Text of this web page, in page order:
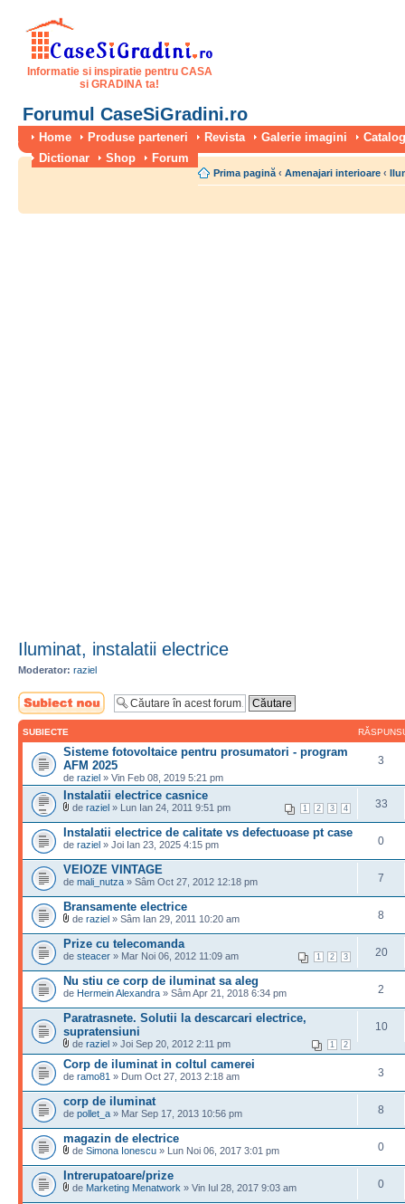
Informatie si inspiratie pentru CASA
si GRADINA ta!
Forumul CaseSiGradini.ro
Home Produse parteneri Revista Galerie imagini
Dictionar
Shop Forum
Prima pagină ‹ Amenajari interioare ‹
Iluminat, instalatii electrice
Moderator: raziel
Scrie un subiect
nou
SUBIECTE
Sisteme fotovoltaice pentru prosumatori - program
AFM 2025
de raziel » Vin Feb 08, 2019 5:21 pm
3
Instalatii electrice casnice
1 2 3 4
de raziel » Lun Ian 24, 2011 9:51 pm 33
Instalatii electrice de calitate vs defectuoase pt case
de raziel » Joi Ian 23, 2025 4:15 pm 0
VEIOZE VINTAGE
de mali_nutza » Sâm Oct 27, 2012 12:18 pm 7
Bransamente electrice
de raziel » Sâm Ian 29, 2011 10:20 am 8
Prize cu telecomanda
1 2 3
de steacer » Mar Noi 06, 2012 11:09 am 20
Nu stiu ce corp de iluminat sa aleg
de Hermein Alexandra » Sâm Apr 21, 2018 6:34 pm 2
Paratrasnete. Solutii la descarcari electrice,
supratensiuni
1 2
de raziel » Joi Sep 20, 2012 2:11 pm
10
Corp de iluminat in coltul camerei
de ramo81 » Dum Oct 27, 2013 2:18 am 3
corp de iluminat
de pollet_a » Mar Sep 17, 2013 10:56 pm 8
magazin de electrice
de Simona Ionescu » Lun Noi 06, 2017 3:01 pm 0
Intrerupatoare/prize
de Marketing Menatwork » Vin Iul 28, 2017 9:03 am 0